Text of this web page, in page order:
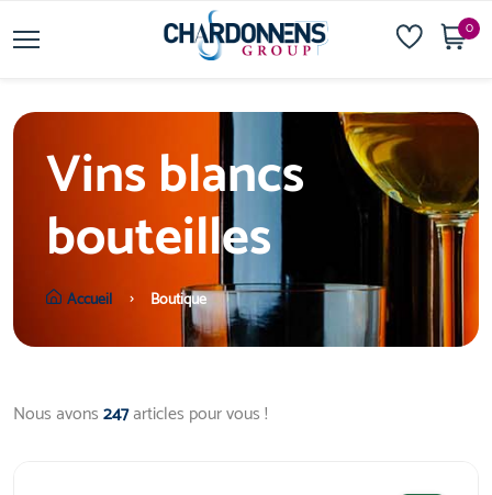
0
Vins blancs
bouteilles
Accueil Boutique
Nous avons247articles pour vous !